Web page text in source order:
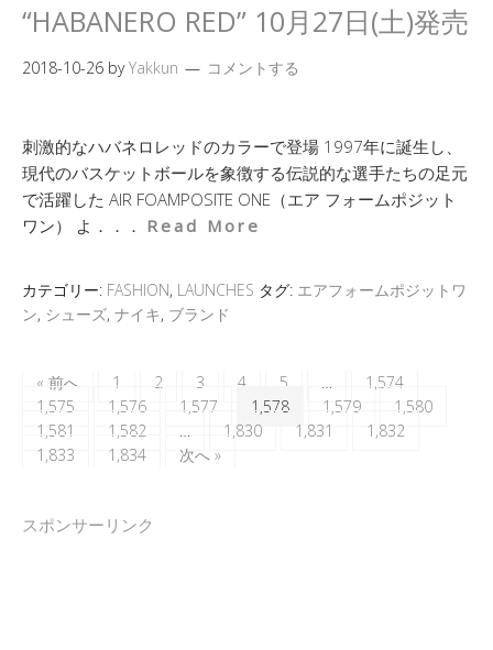
“HABANERO RED” 10月27日(土)発売
2018-10-26 byYakkun コメントする
刺激的なハバネロレッドのカラーで登場 1997年に誕生し、
現代のバスケットボールを象徴する伝説的な選手たちの足元
で活躍した AIR FOAMPOSITE ONE（エア フォームポジット
ワン） よ．．． Read More
カテゴリー: FASHION, LAUNCHES タグ: エアフォームポジットワ
ン, シューズ, ナイキ, ブランド
« 前へ 1 2 3 4 5 …
1,574
1,575
1,576 1,577 1,578 1,579
1,580
1,581
1,582 … 1,830 1,831
1,832
1,833
1,834 次へ »
スポンサーリンク